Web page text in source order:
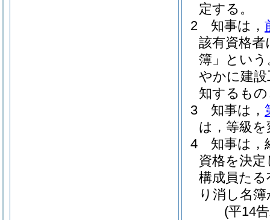
定する。
2
知事は，
該有資格者
簿」という
やかに建設
知するも
3
知事は，
は，等級
4
知事は，
資格を決
構成員た
り消し名
(平14